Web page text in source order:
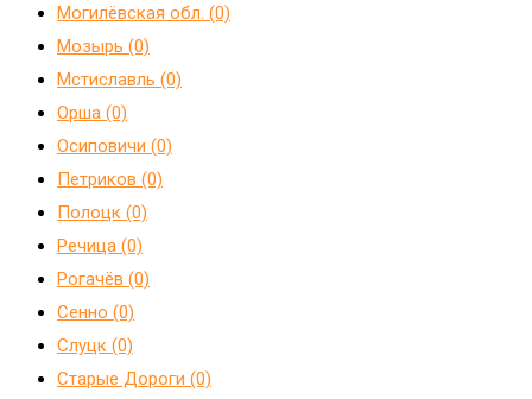
Могилёвская обл. (0)
Мозырь (0)
Мстиславль (0)
Орша (0)
Осиповичи (0)
Петриков (0)
Полоцк (0)
Речица (0)
Рогачёв (0)
Сенно (0)
Слуцк (0)
Старые Дороги (0)